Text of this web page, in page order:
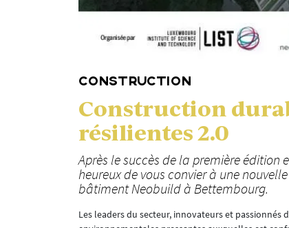
CONSTRUCTION
Construction
résilientes 2.0
Après le succès de la première édition
heureux de vous convier à une
bâtiment Neobuild à Bettembourg.
Les leaders du secteur, innovateurs et